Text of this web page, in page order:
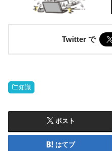
Twitter で
知識
ポスト
はてブ